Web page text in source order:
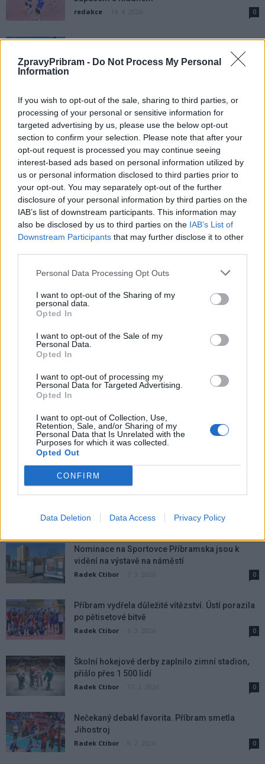
ZpravyPribram - Do Not Process My Personal
Information
If you wish to opt-out of the sale, sharing to third parties, or
processing of your personal or sensitive information for
targeted advertising by us, please use the below opt-out
section to confirm your selection. Please note that after your
opt-out request is processed you may continue seeing
interest-based ads based on personal information utilized by
us or personal information disclosed to third parties prior to
your opt-out. You may separately opt-out of the further
disclosure of your personal information by third parties on the
IAB’s list of downstream participants. This information may
also be disclosed by us to third parties on the IAB’s List of
Downstream Participants that may further disclose it to other
Personal Data Processing Opt Outs
I want to opt-out of the Sharing of my
personal data.
Opted In
I want to opt-out of the Sale of my
Personal Data.
Opted In
I want to opt-out of processing my
Personal Data for Targeted Advertising.
Opted In
I want to opt-out of Collection, Use,
Retention, Sale, and/or Sharing of my
Personal Data that Is Unrelated with the
Purposes for which it was collected.
Opted Out
CONFIRM
Data Deletion Data Access Privacy Policy
redakce 0
Marek a Surová ovládli aquatlon v Příbrami,
redakce 13. 4. 2026
Příbramští hokejisté končí v semifinále, doma
padli vysoko s Prostějovem
redakce - 12. 4. 2026
Aquatlon v Příbrami v sobotu přivítá Český
pohár, závodit budou děti i dospělí
Radek Ctibor - 9. 4. 2026
Příbram zvládla pětisetovou bitvu, Odolku
udolala v tie-breaku
Radek Ctibor - 8. 4. 2026
Karlovarsko je krok od semifinále
Radek Ctibor - 28. 3. 2026
sérii s Karlovarskem
Radek Ctibor
Judistka Bodnárová ovládla Sportovce
Příbramska, síň slávy má novou osobnost
Volejbalisté Příbrami vstoupili do předkola
play-off jasnou výhrou nad Ostravou
Volejbalové Kocoury čeká předkolo play-off, do
Radek Ctibor - 16. 3. 2026
Nominace na Sportovce Příbramska jsou k
vidění na výstavě na náměstí
Radek Ctibor 0
Příbram vydřela důležité vítězství. Ústí porazila
po pětisetové bitvě
Radek Ctibor 0
Školní hokejové derby zaplnilo zimní stadion,
přišlo přes 1 500 lidí
Radek Ctibor 0
Nečekaný debakl favorita. Příbram smetla
Jihostroj
Radek Ctibor 0